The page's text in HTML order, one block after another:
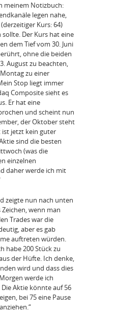
meinem Notizbuch:
legen nahe,
Kurs: 64)
Der Kurs hat eine
dem Tief vom 30. Juni
ohne die beiden
August zu beachten,
zu einer
Stop liegt immer
Composite sieht es
Er hat eine
und scheint nun
der Oktober steht
jetzt kein guter
sind die besten
(was die
einzelnen
daher werde ich mit
zeigte nun nach unten
wenn man
Trades war die
aber es gab
auftreten würden.
habe 200 Stück zu
der Hüfte. Ich denke,
wird und dass dies
werde ich
Aktie könnte auf 56
bei 75 eine Pause